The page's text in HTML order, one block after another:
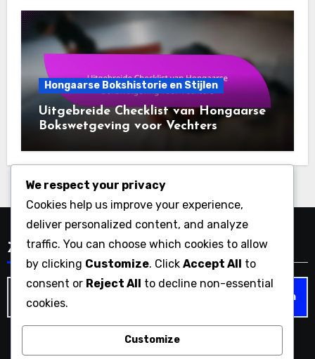
Hongaarse Bokshistorie en Stijlen
Uitgebreide Checklist van Hongaarse
Bokswetgeving voor Vechters
Zoeken
Search
We respect your privacy
Cookies help us improve your experience,
deliver personalized content, and analyze
traffic. You can choose which cookies to allow
by clicking Customize. Click Accept All to
consent or Reject All to decline non-essential
cookies.
Customize